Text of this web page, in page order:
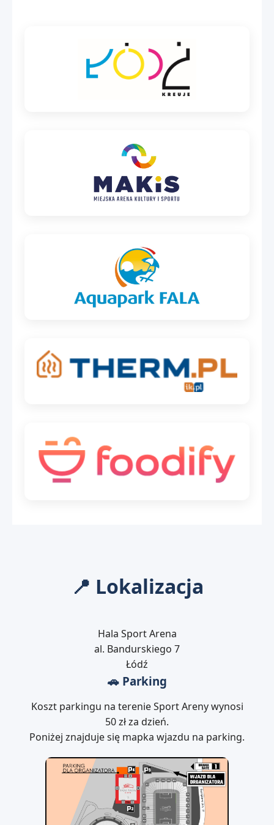
📍 Lokalizacja
Hala Sport Arena
al. Bandurskiego 7
Łódź
🚗 Parking
Koszt parkingu na terenie Sport Areny wynosi
50 zł za dzień.
Poniżej znajduje się mapka wjazdu na parking.